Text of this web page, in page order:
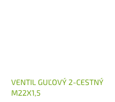
VENTIL GUĽOVÝ 2-CESTNÝ
M22X1,5